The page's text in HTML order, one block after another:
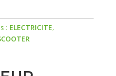
: ELECTRICITE,